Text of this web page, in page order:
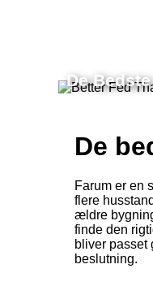
De
De
Farum er en
flere
ældre
finde den
bliver
beslutning.